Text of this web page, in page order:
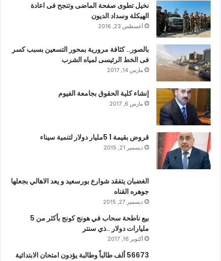
نخيل تطوى صفحة الماضى وتنجح فى اعادة
الهيكلة وسداد الديون
أغسطس 23, 2016
بالصور.. كثافة مرورية بمحور التسعين بسبب كسر
فى الخط الرئيسى لمياه الشرب
مارس 14, 2017
إنشاء كلية الحقوق بجامعة الفيوم
مارس 6, 2017
قروض بقيمة 1 5مليار دولار لتنمية سيناء
ديسمبر 21, 2015
الغضبان يتفقد شوارع بورسعيد و يعد الاهالي بجعلها
جوهره القناه
ديسمبر 27, 2015
بيع ناطحة سحاب في هونج كونج بأكثر من 5
مليارات دولار ..ذي سنتر
أكتوبر 16, 2017
56673 ألف طالباً وطالبة يؤدون امتحان الابتدائية